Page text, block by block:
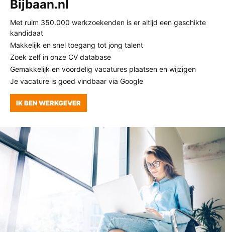
Bijbaan.nl
Met ruim 350.000 werkzoekenden is er altijd een geschikte
kandidaat
Makkelijk en snel toegang tot jong talent
Zoek zelf in onze CV database
Gemakkelijk en voordelig vacatures plaatsen en wijzigen
Je vacature is goed vindbaar via Google
IK BEN WERKGEVER